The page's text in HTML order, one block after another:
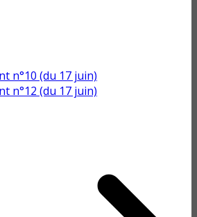
n°10 (du 17 juin)
n°12 (du 17 juin)